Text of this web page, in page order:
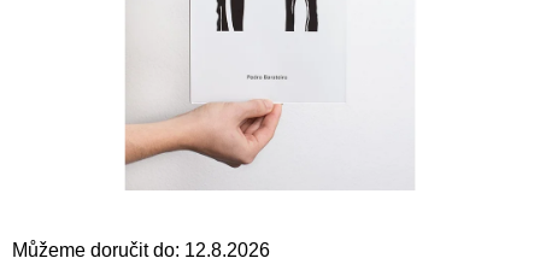
Můžeme doručit do: 12.8.2026